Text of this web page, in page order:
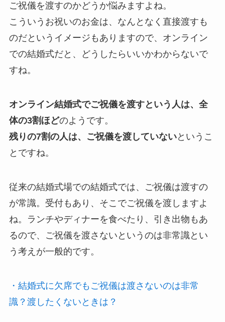
ご祝儀を渡すのかどうか悩みますよね。
こういうお祝いのお金は、なんとなく直接渡すも
のだというイメージもありますので、オンライン
での結婚式だと、どうしたらいいかわからないで
すね。
オンライン結婚式でご祝儀を渡すという人は、全
体の3割ほどのようです。
残りの7割の人は、ご祝儀を渡していないというこ
とですね。
従来の結婚式場での結婚式では、ご祝儀は渡すの
が常識。受付もあり、そこでご祝儀を渡しますよ
ね。ランチやディナーを食べたり、引き出物もあ
るので、ご祝儀を渡さないというのは非常識とい
う考えが一般的です。
・結婚式に欠席でもご祝儀は渡さないのは非常
識？渡したくないときは？